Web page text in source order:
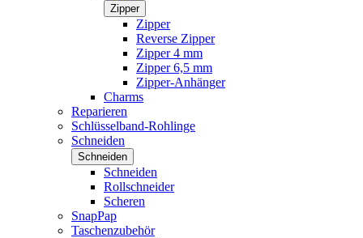
Zipper
Zipper
Reverse Zipper
Zipper 4 mm
Zipper 6,5 mm
Zipper-Anhänger
Charms
Reparieren
Schlüsselband-Rohlinge
Schneiden
Schneiden
Schneiden
Rollschneider
Scheren
SnapPap
Taschenzubehör